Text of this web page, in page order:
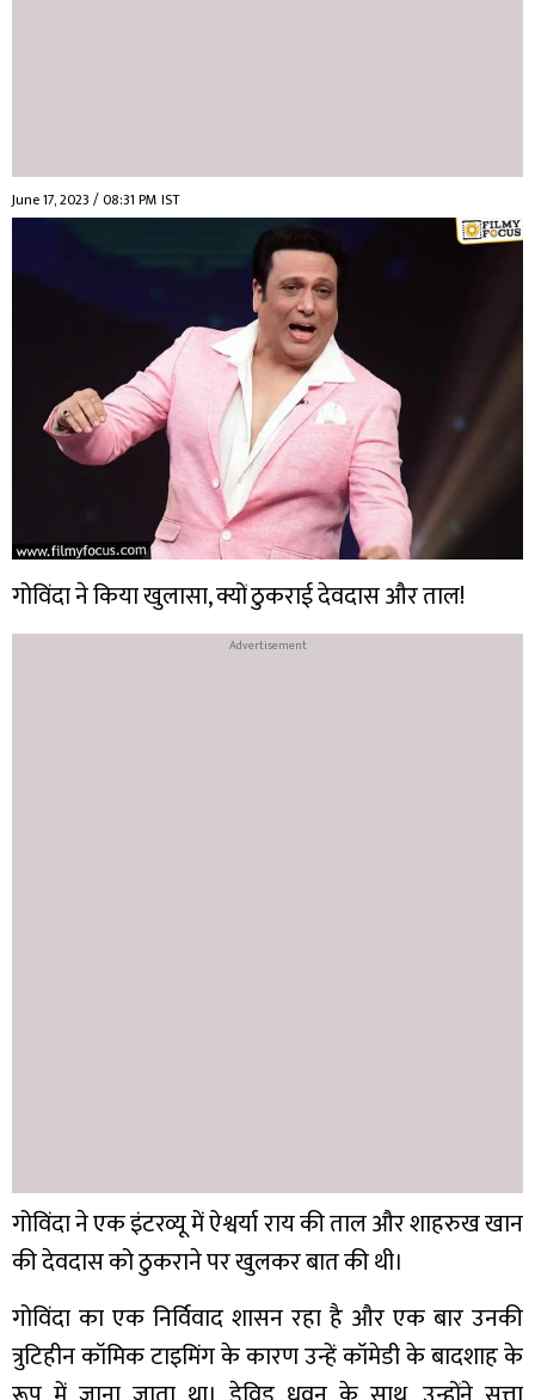
June 17, 2023 / 08:31 PM IST
गोविंदा ने किया खुलासा, क्यों ठुकराई देवदास और ताल!
गोविंदा ने एक इंटरव्यू में ऐश्वर्या राय की ताल और शाहरुख खान
की देवदास को ठुकराने पर खुलकर बात की थी।
गोविंदा का एक निर्विवाद शासन रहा है और एक बार उनकी
त्रुटिहीन कॉमिक टाइमिंग के कारण उन्हें कॉमेडी के बादशाह के